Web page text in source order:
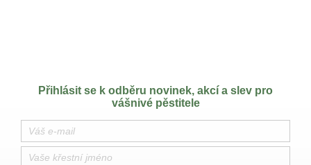
Přihlásit se k odběru novinek, akcí a slev pro
vášnivé pěstitele